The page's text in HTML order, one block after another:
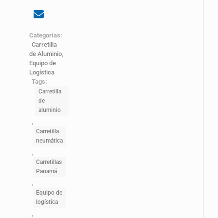
Categorías:
Carretilla
de Aluminio,
Equipo de
Logística
Tags:
Carretilla
de
aluminio
,
Carretilla
neumática
,
Carretillas
Panamá
,
Equipo de
logística
,